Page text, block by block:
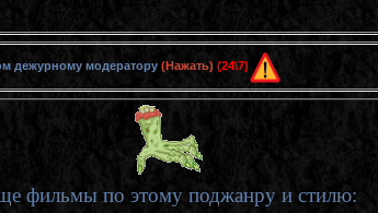
дежурному модератору (Нажать) (24\7)
фильмы по этому поджанру и стилю: